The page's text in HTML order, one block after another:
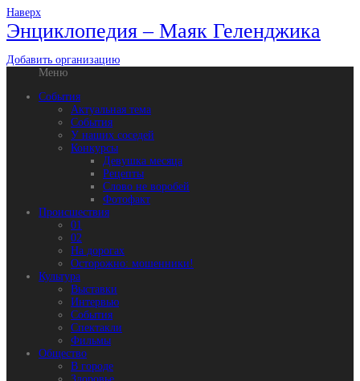
Наверх
Энциклопедия – Маяк Геленджика
Добавить организацию
Меню
События
Актуальная тема
События
У наших соседей
Конкурсы
Девушка месяца
Рецепты
Слово не воробей
Фотофакт
Происшествия
01
02
На дорогах
Осторожно: мошенники!
Культура
Выставки
Интервью
События
Спектакли
Фильмы
Общество
В городе